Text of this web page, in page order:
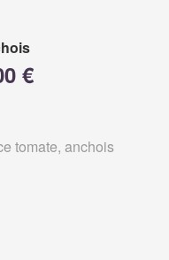
€
tomate, anchois